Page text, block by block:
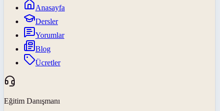
Anasayfa
Dersler
Yorumlar
Blog
Ücretler
Eğitim Danışmanı